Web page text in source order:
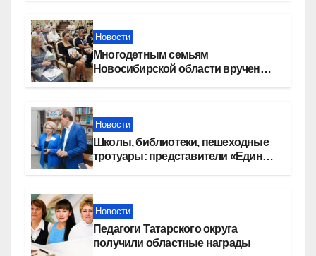
Новости
Многодетным семьям
Новосибирской области вручены
Новости
Школы, библиотеки, пешеходные
тротуары: представители «Единой
Новости
Педагоги Татарского округа
получили областные награды